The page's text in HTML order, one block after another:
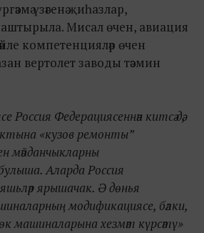
үзәгенә җиһазлар,
Мисал өчен, авиация
компетенцияләр өчен
вертолет заводы тәэмин
Россия Федерациясеннән китсә дә,
«кузов ремонты”
мәйданчыкларны
Аларда Россия
яшьләр ярышачак. Ә дөнья
модификациясе, бәлки,
машиналарына хезмәт күрсәтү»